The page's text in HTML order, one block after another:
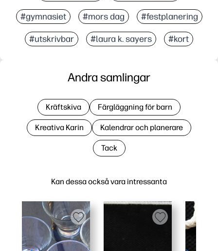
#gymnasiet #mors dag #festplanering
#utskrivbar #laura k. sayers #kort
Kan dessa också vara intressanta
Andra samlingar
Kräftskiva Färgläggning för barn
Kreativa Karin Kalendrar och planerare
Tack